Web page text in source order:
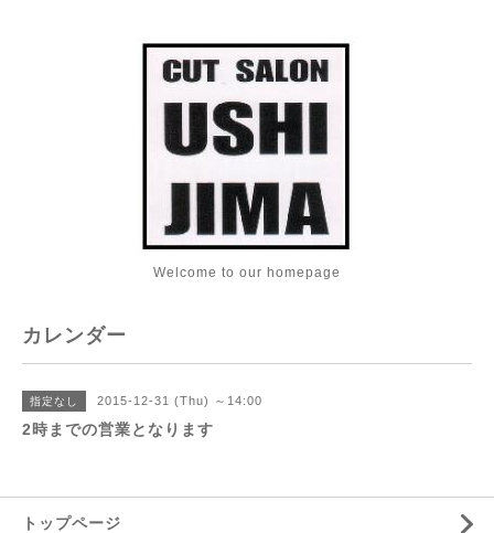
Welcome to our homepage
カレンダー
指定なし 2015-12-31 (Thu) ～14:00
2時までの営業となります
トップページ